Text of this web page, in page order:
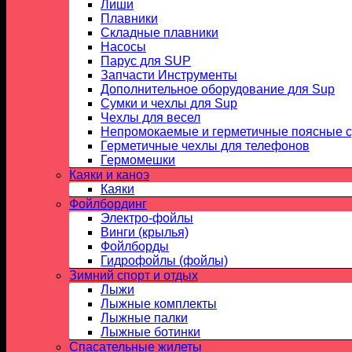
Лиши
Плавники
Складные плавники
Насосы
Парус для SUP
Запчасти Инструменты
Дополнительное оборудование для Sup
Сумки и чехлы для Sup
Чехлы для весел
Непромокаемые и герметичные поясные
Герметичные чехлы для телефонов
Гермомешки
Каяки и каноэ
Каяки
Фойлбординг
Электро-фойлы
Винги (крылья)
Фойлборды
Гидрофойлы (фойлы)
Зимний спорт и отдых
Лыжи
Лыжные комплекты
Лыжные палки
Лыжные ботинки
Спасательные жилеты